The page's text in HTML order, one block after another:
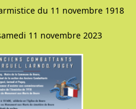
du 11 novembre 1918
11 novembre 2023